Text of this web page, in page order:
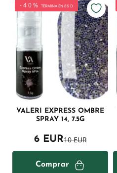
-40%TERMINA EN 86 D
VALERI EXPRESS OMBRE
SPRAY 14, 7.5G
6 EUR10 EUR
Comprar